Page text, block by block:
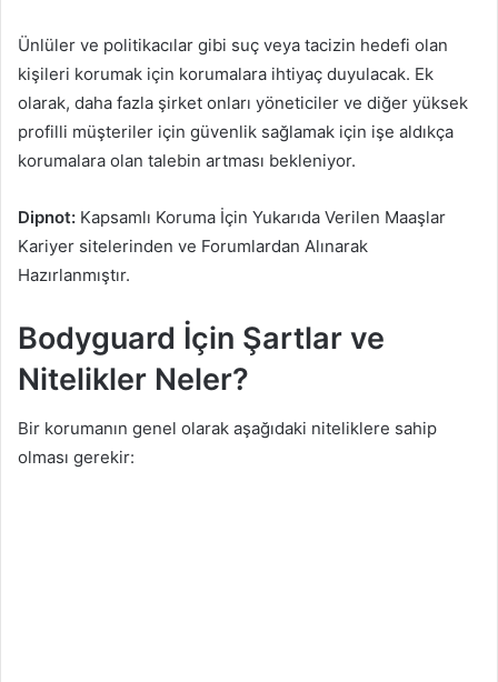
Ünlüler ve politikacılar gibi suç veya tacizin hedefi olan
kişileri korumak için korumalara ihtiyaç duyulacak. Ek
olarak, daha fazla şirket onları yöneticiler ve diğer yüksek
profilli müşteriler için güvenlik sağlamak için işe aldıkça
korumalara olan talebin artması bekleniyor.
Dipnot: Kapsamlı Koruma İçin Yukarıda Verilen Maaşlar
Kariyer sitelerinden ve Forumlardan Alınarak
Hazırlanmıştır.
Bodyguard İçin Şartlar ve
Nitelikler Neler?
Bir korumanın genel olarak aşağıdaki niteliklere sahip
olması gerekir: